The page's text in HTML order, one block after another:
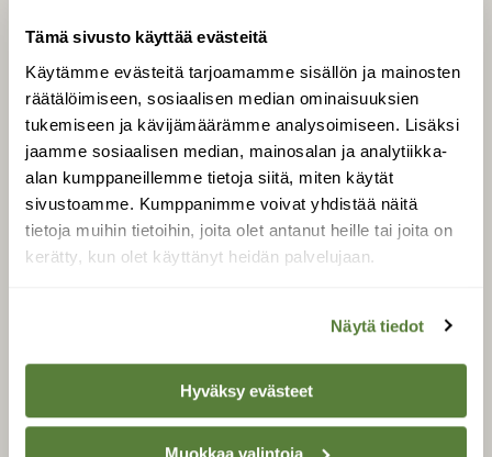
Tämä sivusto käyttää evästeitä
Käytämme evästeitä tarjoamamme sisällön ja mainosten
räätälöimiseen, sosiaalisen median ominaisuuksien
tukemiseen ja kävijämäärämme analysoimiseen. Lisäksi
jaamme sosiaalisen median, mainosalan ja analytiikka-
alan kumppaneillemme tietoja siitä, miten käytät
sivustoamme. Kumppanimme voivat yhdistää näitä
tietoja muihin tietoihin, joita olet antanut heille tai joita on
kerätty, kun olet käyttänyt heidän palvelujaan.
Näytä tiedot
Hyväksy evästeet
Muokkaa valintoja
Tilaa digilukuoikeus
Äänestä parasta juttua
Tilaa uutiskirje
SUOMEN LUONNON­
SUOJELU­LIITTO
Suomen Luonto -lehden
luonnonsuojelu­liitto.